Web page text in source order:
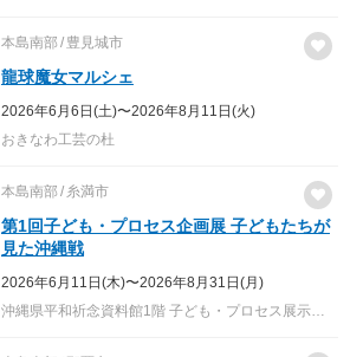
本島南部 豊見城市
龍球魔女マルシェ
2026年6月6日(土)〜2026年8月11日(火)
おきなわ工芸の杜
本島南部 糸満市
第1回子ども・プロセス企画展 子どもたちが
見た沖縄戦
2026年6月11日(木)〜2026年8月31日(月)
沖縄県平和祈念資料館1階 子ども・プロセス展示室「ひろば・ゆいまーる」